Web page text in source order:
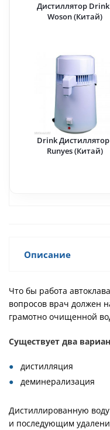
Дистиллятор Drink
Woson (Китай)
Drink Дистиллятор
Runyes (Китай)
Описание
Что бы работа
вопросов врач должен
грамотно очищенной
Существует два
дистилляция
деминерализация
Дистиллированную
и последующим